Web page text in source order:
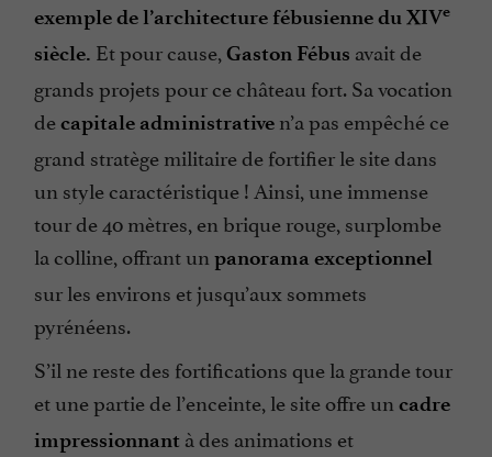
exemple del’architecture fébusienne du XIVe
siècle. Et pour cause, Gaston Fébus avait de
grands projets pour ce château fort. Sa vocation
decapitale administrative n’a pas empêché ce
grand stratège militaire de fortifier le site dans
un style caractéristique ! Ainsi, une immense
tour de 40 mètres, en brique rouge, surplombe
la colline, offrant un panorama exceptionnel
sur les environs et jusqu’aux sommets
pyrénéens.
S’il ne reste des fortifications que la grande tour
et une partie de l’enceinte, le site offre un cadre
impressionnant à des animations et